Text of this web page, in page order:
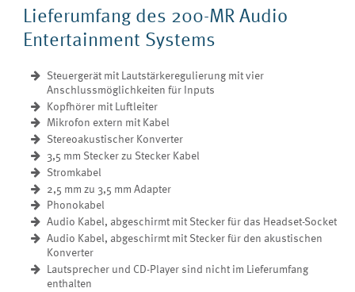
Lieferumfang des 200-MR Audio
Entertainment Systems
Steuergerät mit Lautstärkeregulierung mit vier
Anschlussmöglichkeiten für Inputs
Kopfhörer mit Luftleiter
Mikrofon extern mit Kabel
Stereoakustischer Konverter
3,5 mm Stecker zu Stecker Kabel
Stromkabel
2,5 mm zu 3,5 mm Adapter
Phonokabel
Audio Kabel, abgeschirmt mit Stecker für das Headset-Socket
Audio Kabel, abgeschirmt mit Stecker für den akustischen
Konverter
Lautsprecher und CD-Player sind nicht im Lieferumfang
enthalten